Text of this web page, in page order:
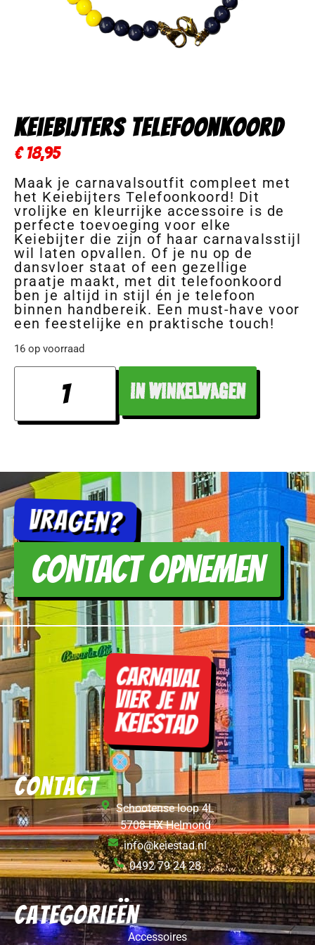
Keiebijters Telefoonkoord
€18,95
Maak je carnavalsoutfit compleet met
het Keiebijters Telefoonkoord! Dit
vrolijke en kleurrijke accessoire is de
perfecte toevoeging voor elke
Keiebijter die zijn of haar carnavalsstijl
wil laten opvallen. Of je nu op de
dansvloer staat of een gezellige
praatje maakt, met dit telefoonkoord
ben je altijd in stijl én je telefoon
binnen handbereik. Een must-have voor
een feestelijke en praktische touch!
16 op voorraad
IN WINKELWAGEN
Vragen?
CONTACT OPNEMEN
Contact
Schootense loop 4L
5708 HX Helmond
info@keiestad.nl
0492 79 24 28
Categorieën
Accessoires